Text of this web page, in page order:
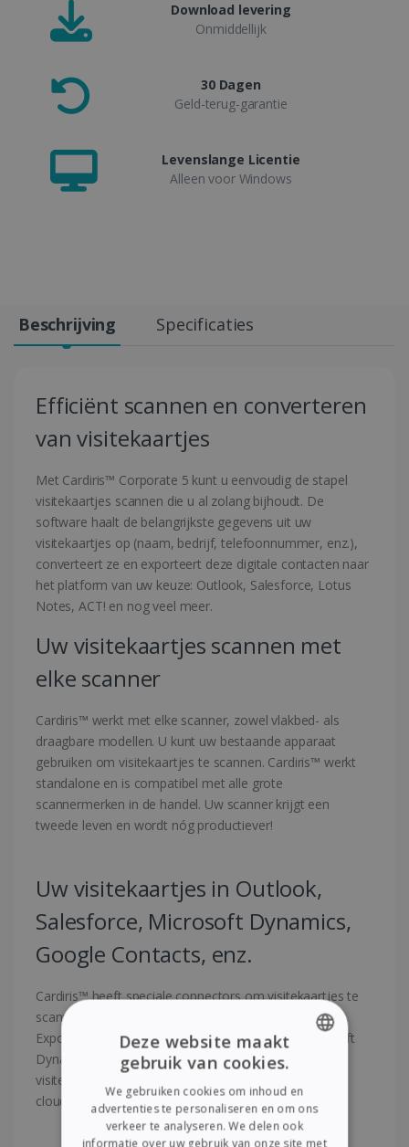
Download levering
Onmiddellijk
30 Dagen
Geld-terug-garantie
Levenslange Licentie
Alleen voor Windows
Beschrijving Specificaties
Efficiënt scannen en converteren
van visitekaartjes
Met Cardiris™ Corporate 5 kunt u eenvoudig de stapel
visitekaartjes scannen die u al zolang bijhoudt. De
software haalt de belangrijkste gegevens uit uw
visitekaartjes op (naam, bedrijf, telefoonnummer, enz.),
converteert ze en exporteert deze digitale contacten naar
het platform van uw keuze: Outlook, Salesforce, Lotus
Notes, ACT! en nog veel meer.
Uw visitekaartjes scannen met
elke scanner
Cardiris™ werkt met elke scanner, zowel vlakbed- als
draagbare modellen. U kunt uw bestaande apparaat
gebruiken om visitekaartjes te scannen. Cardiris™ werkt
standalone en is compatibel met alle grote
scannermerken in de handel. Uw scanner krijgt een
tweede leven en wordt nóg productiever!
Uw visitekaartjes in Outlook,
Salesforce, Microsoft Dynamics,
Google Contacts, enz.
Cardiris™ heeft speciale connectors om visitekaartjes te
scannen naar uw favoriete contactbeheerprogramma.
Exporteer ze direct naar Outlook, Salesforce, Microsoft
Dynamics CRM, Google Contacts, enz. Ideaal om
visitekaartjes om te zetten in digitale contacten op de
cloud, een veilige locatie die altijd toegankelijk is!
ENGLISH
FRENCH
SPANISH
Deze website maakt
gebruik van cookies.
We gebruiken cookies om inhoud en
advertenties te personaliseren en om ons
verkeer te analyseren. We delen ook
informatie over uw gebruik van onze site met